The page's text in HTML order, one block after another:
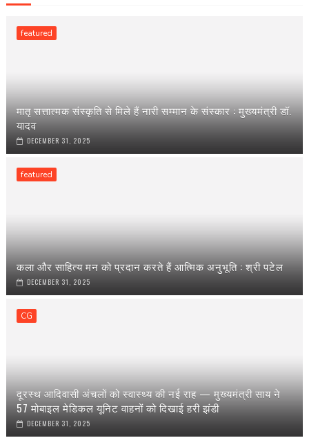
featured
मातृ सत्तात्मक संस्कृति से मिले हैं नारी सम्मान के संस्कार : मुख्यमंत्री डॉ.
यादव
DECEMBER 31, 2025
featured
कला और साहित्य मन को प्रदान करते हैं आत्मिक अनुभूति : श्री पटेल
DECEMBER 31, 2025
CG
दूरस्थ आदिवासी अंचलों को स्वास्थ्य की नई राह — मुख्यमंत्री साय ने
57 मोबाइल मेडिकल यूनिट वाहनों को दिखाई हरी झंडी
DECEMBER 31, 2025